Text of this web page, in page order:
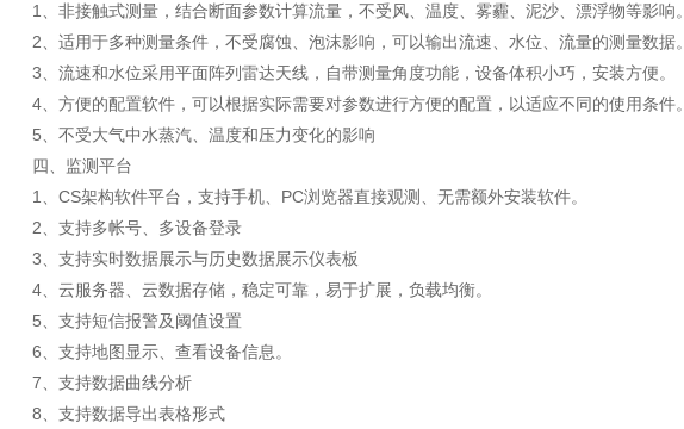
1、非接触式测量，结合断面参数计算流量，不受风、温度、雾霾、泥沙、漂浮物等影响。
2、适用于多种测量条件，不受腐蚀、泡沫影响，可以输出流速、水位、流量的测量数据。
3、流速和水位采用平面阵列雷达天线，自带测量角度功能，设备体积小巧，安装方便。
4、方便的配置软件，可以根据实际需要对参数进行方便的配置，以适应不同的使用条件。
5、不受大气中水蒸汽、温度和压力变化的影响
四、监测平台
1、CS架构软件平台，支持手机、PC浏览器直接观测、无需额外安装软件。
2、支持多帐号、多设备登录
3、支持实时数据展示与历史数据展示仪表板
4、云服务器、云数据存储，稳定可靠，易于扩展，负载均衡。
5、支持短信报警及阈值设置
6、支持地图显示、查看设备信息。
7、支持数据曲线分析
8、支持数据导出表格形式